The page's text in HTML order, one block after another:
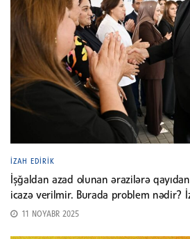
İZAH EDIRIK
İşğaldan azad olunan ərazilərə
icazə verilmir. Burada problem nədir?
11 NOYABR 2025